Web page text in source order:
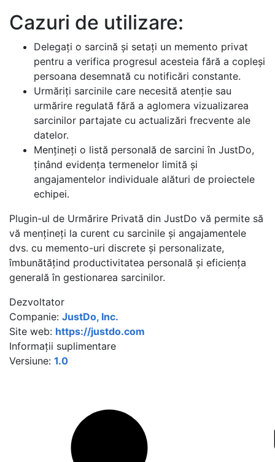
Cazuri de utilizare:
Delegați o sarcină și setați un memento privat
pentru a verifica progresul acesteia fără a copleși
persoana desemnată cu notificări constante.
Urmăriți sarcinile care necesită atenție sau
urmărire regulată fără a aglomera vizualizarea
sarcinilor partajate cu actualizări frecvente ale
datelor.
Mențineți o listă personală de sarcini în JustDo,
ținând evidența termenelor limită și
angajamentelor individuale alături de proiectele
echipei.
Plugin-ul de Urmărire Privată din JustDo vă permite să
vă mențineți la curent cu sarcinile și angajamentele
dvs. cu memento-uri discrete și personalizate,
îmbunătățind productivitatea personală și eficiența
generală în gestionarea sarcinilor.
Dezvoltator
Companie: JustDo, Inc.
Site web: https://justdo.com
Informații suplimentare
Versiune: 1.0